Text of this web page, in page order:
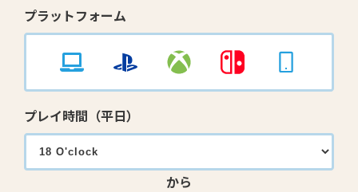
プラットフォーム
プレイ時間（平日）
から